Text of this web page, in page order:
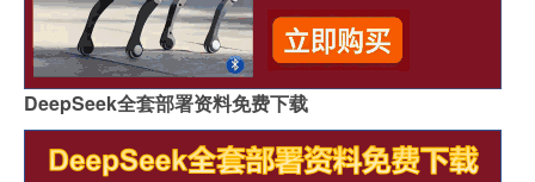
DeepSeek全套部署资料免费下载